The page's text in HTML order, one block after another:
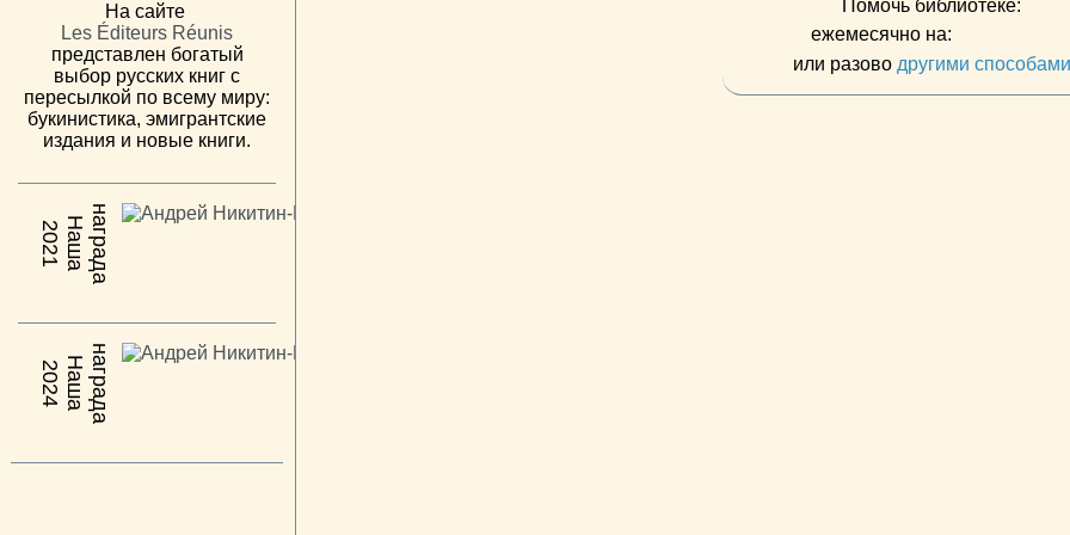
На сайте
Les Éditeurs Réunis
представлен богатый
выбор русских книг с
пересылкой по всему миру:
букинистика, эмигрантские
издания и новые книги.
2021 Н
а
ш
ан
а
г
р
а
да
2024 Н
а
ш
ан
а
г
р
а
да
Помочь библиотеке:
ежемесячно на:
или разово другими способами